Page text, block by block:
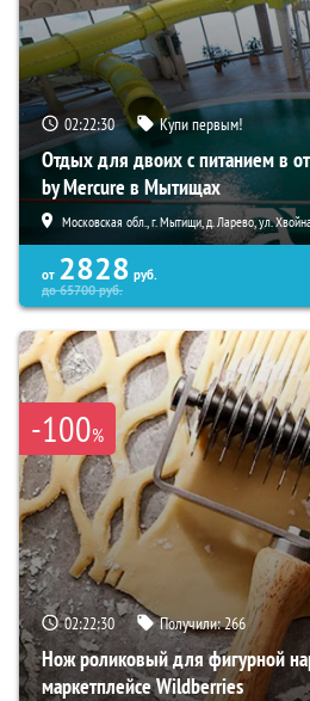
02:22:29 Купи первым!
Отдых для двоих с питанием в
by Mercure в Мытищах
Московская обл., г. Мытищи, д. Ларево, ул.
от 2828 руб.
до65700руб.
-100%
02:22:29 Получили:266
Нож роликовый для фигурной
маркетплейсе Wildberries